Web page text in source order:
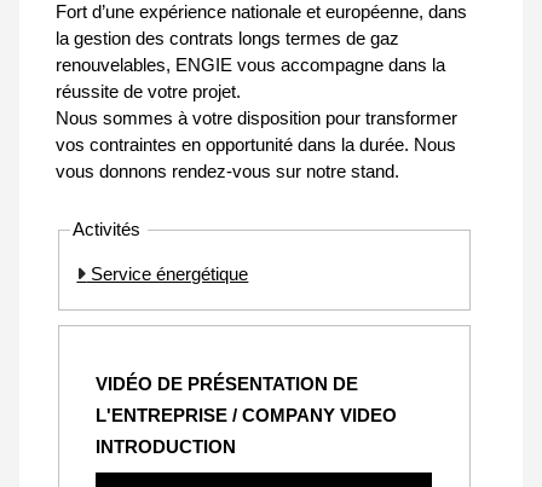
Fort d’une expérience nationale et européenne, dans
la gestion des contrats longs termes de gaz
renouvelables, ENGIE vous accompagne dans la
réussite de votre projet.
Nous sommes à votre disposition pour transformer
vos contraintes en opportunité dans la durée. Nous
vous donnons rendez-vous sur notre stand.
Activités
Service énergétique
VIDÉO DE PRÉSENTATION DE
L'ENTREPRISE / COMPANY VIDEO
INTRODUCTION